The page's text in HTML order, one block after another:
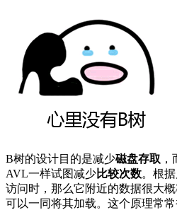
B树的设计目的是减少磁盘存取
AVL一样试图减少比较次数。根
访问时，那么它附近的数据很大
可以一同将其加载。这个原理常